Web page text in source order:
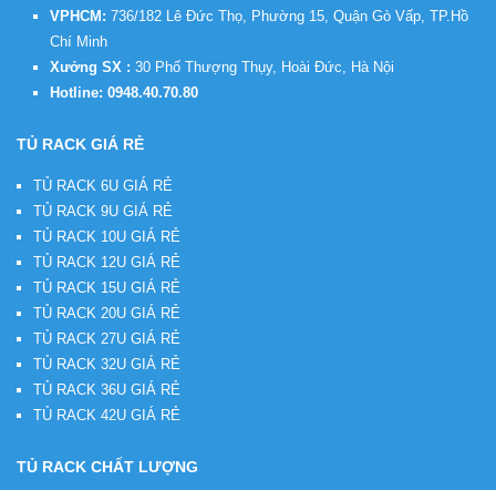
VPHCM: 736/182 Lê Đức Thọ, Phường 15, Quận Gò Vấp, TP.Hồ
Chí Minh
Xưởng SX : 30 Phố Thượng Thụy, Hoài Đức, Hà Nội
Hotline: 0948.40.70.80
TỦ RACK GIÁ RẺ
TỦ RACK 6U GIÁ RẺ
TỦ RACK 9U GIÁ RẺ
TỦ RACK 10U GIÁ RẺ
TỦ RACK 12U GIÁ RẺ
TỦ RACK 15U GIÁ RẺ
TỦ RACK 20U GIÁ RẺ
TỦ RACK 27U GIÁ RẺ
TỦ RACK 32U GIÁ RẺ
TỦ RACK 36U GIÁ RẺ
TỦ RACK 42U GIÁ RẺ
TỦ RACK CHẤT LƯỢNG